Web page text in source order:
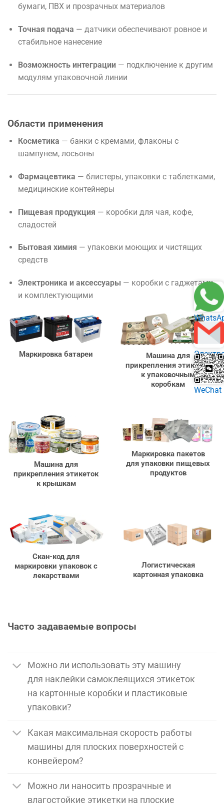
бумаги, ПВХ и прозрачных материалов
Точная подача — датчики обеспечивают ровное и
стабильное нанесение
Возможность интеграции— подключение к другим
модулям упаковочной линии
Области применения
Косметика — банки с кремами, флаконы с
шампунем, лосьоны
Фармацевтика — блистеры, упаковки с таблетками,
медицинские контейнеры
Пищевая продукция — коробки для чая, кофе,
сладостей
Бытовая химия — упаковки моющих и чистящих
средств
Электроника и аксессуары — коробки с гаджетами
и комплектующими
Маркировка батареи
Машина для
прикрепления этикеток
к упаковочным
коробкам
Машина для
прикрепления этикеток
к крышкам
Маркировка пакетов
для упаковки пищевых
продуктов
Скан-код для
маркировки упаковок с
лекарствами
Логистическая
картонная упаковка
Часто задаваемые вопросы
Можно ли использовать эту машину
для наклейки самоклеящихся этикеток
на картонные коробки и пластиковые
упаковки?
Какая максимальная скорость работы
машины для плоских поверхностей с
конвейером?
Можно ли наносить прозрачные и
влагостойкие этикетки на плоские
почта
WeChat